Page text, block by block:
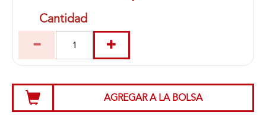
Cantidad
AGREGAR A LA BOLSA